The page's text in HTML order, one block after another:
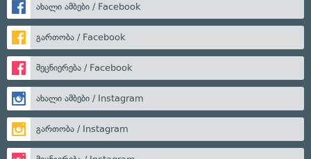
ახალი ამბები / Facebook
გართობა / Facebook
მეცნიერება / Facebook
ახალი ამბები / Instagram
გართობა / Instagram